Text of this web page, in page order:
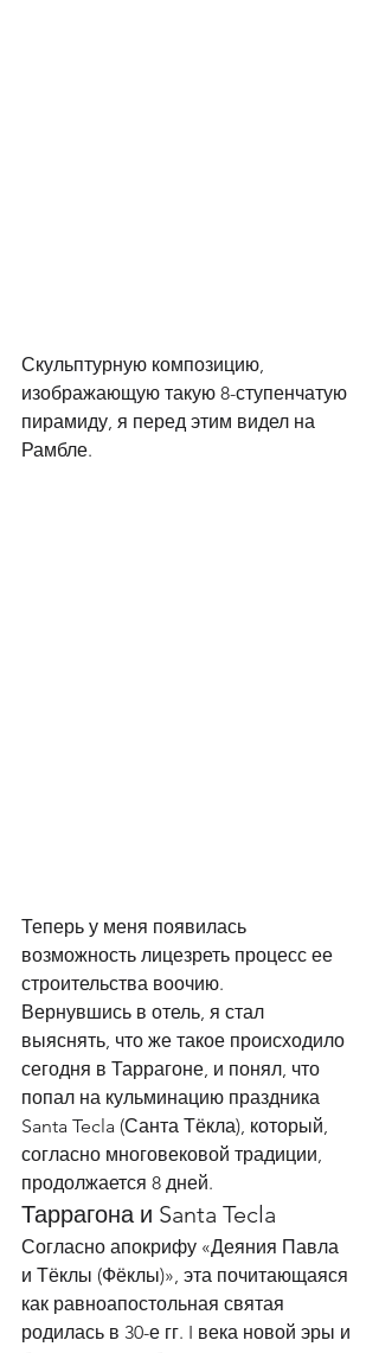
Скульптурную композицию,
изображающую такую 8-ступенчатую
пирамиду, я перед этим видел на
Рамбле.
Теперь у меня появилась
возможность лицезреть процесс ее
строительства воочию.
Вернувшись в отель, я стал
выяснять, что же такое происходило
сегодня в Таррагоне, и понял, что
попал на кульминацию праздника
Santa Tecla (Санта Тёкла), который,
согласно многовековой традиции,
продолжается 8 дней.
Таррагона и Santa Tecla
Согласно апокрифу «Деяния Павла
и Тёклы (Фёклы)», эта почитающаяся
как равноапостольная святая
родилась в 30-е гг. I века новой эры и